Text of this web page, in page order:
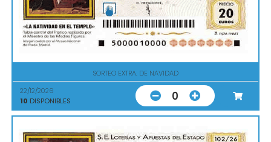
SORTEO EXTRA. DE NAVIDAD
22/12/2026
10 DISPONIBLES 0